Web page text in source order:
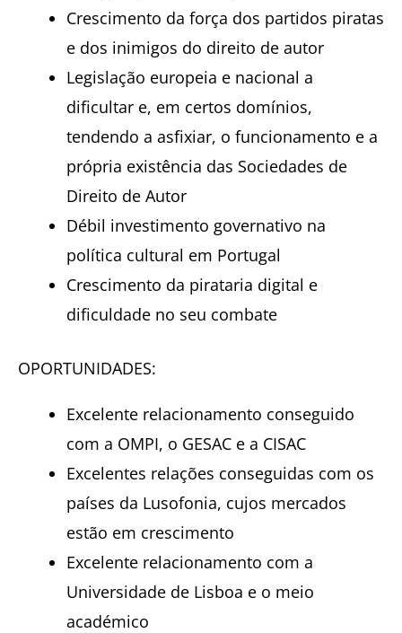
Crescimento da força dos partidos piratas
e dos inimigos do direito de autor
Legislação europeia e nacional a
dificultar e, em certos domínios,
tendendo a asfixiar, o funcionamento e a
própria existência das Sociedades de
Direito de Autor
Débil investimento governativo na
política cultural em Portugal
Crescimento da pirataria digital e
dificuldade no seu combate
OPORTUNIDADES:
Excelente relacionamento conseguido
com a OMPI, o GESAC e a CISAC
Excelentes relações conseguidas com os
países da Lusofonia, cujos mercados
estão em crescimento
Excelente relacionamento com a
Universidade de Lisboa e o meio
académico